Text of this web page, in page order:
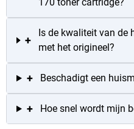
+
Is de kwaliteit van de
met het origineel?
+ Beschadigt een
+ Hoe snel wordt mijn